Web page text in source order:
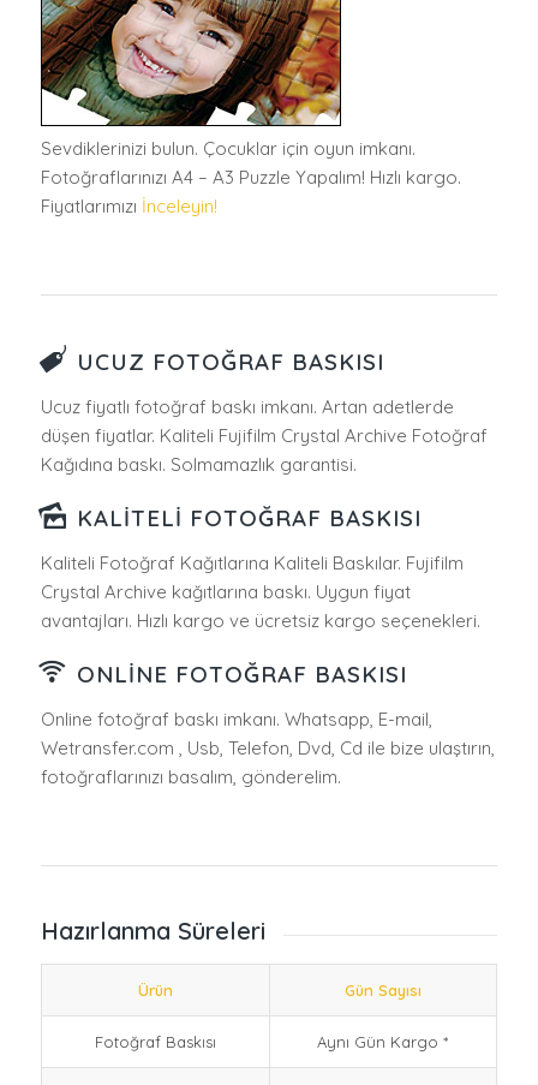
Sevdiklerinizi bulun. Çocuklar için oyun imkanı.
Fotoğraflarınızı A4 – A3 Puzzle Yapalım! Hızlı kargo.
Fiyatlarımızı İnceleyin!
UCUZ FOTOĞRAF BASKISI
Ucuz fiyatlı fotoğraf baskı imkanı. Artan adetlerde
düşen fiyatlar. Kaliteli Fujifilm Crystal Archive Fotoğraf
Kağıdına baskı. Solmamazlık garantisi.
KALITELI FOTOĞRAF BASKISI
Kaliteli Fotoğraf Kağıtlarına Kaliteli Baskılar. Fujifilm
Crystal Archive kağıtlarına baskı. Uygun fiyat
avantajları. Hızlı kargo ve ücretsiz kargo seçenekleri.
ONLINE FOTOĞRAF BASKISI
Online fotoğraf baskı imkanı. Whatsapp, E-mail,
Wetransfer.com , Usb, Telefon, Dvd, Cd ile bize ulaştırın,
fotoğraflarınızı basalım, gönderelim.
Hazırlanma Süreleri
Ürün Gün Sayısı
Fotoğraf Baskısı Aynı Gün Kargo *